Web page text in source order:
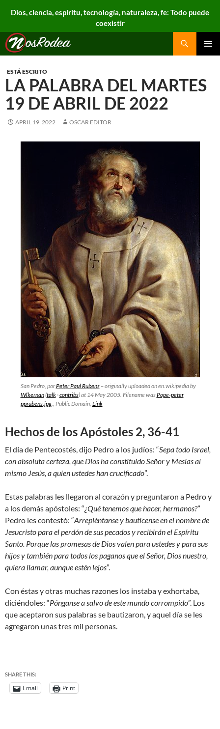
Dios, ciencia, espíritu, tecnología, naturaleza, fe: Todo puede
coexistir
Nos Rodea
Search
ESTÁ ESCRITO
LA PALABRA DEL MARTES
19 DE ABRIL DE 2022
APRIL 19, 2022 OSCAR EDITOR
San Pedro, porPeter Paul Rubens– originally uploaded on en.wikipedia by
Wlkernan(talk·contribs) at 14 May 2005. Filename wasPope-peter
pprubens.jpg., Public Domain, Link
Hechos de los Apóstoles 2, 36-41
El día de Pentecostés, dijo Pedro a los judíos: “Sepa todo Israel,
con absoluta certeza, que Dios ha constituido Señor y Mesías al
mismo Jesús, a quien ustedes han crucificado”.
Estas palabras les llegaron al corazón y preguntaron a Pedro y
a los demás apóstoles: “¿Qué tenemos que hacer, hermanos?”
Pedro les contestó: “Arrepiéntanse y bautícense en el nombre de
Jesucristo para el perdón de sus pecados y recibirán el Espíritu
Santo. Porque las promesas de Dios valen para ustedes y para sus
hijos y también para todos los paganos que el Señor, Dios nuestro,
quiera llamar, aunque estén lejos”.
Con éstas y otras muchas razones los instaba y exhortaba,
diciéndoles: “Pónganse a salvo de este mundo corrompido”. Los
que aceptaron sus palabras se bautizaron, y aquel día se les
agregaron unas tres mil personas.
SHARE THIS:
Email Print